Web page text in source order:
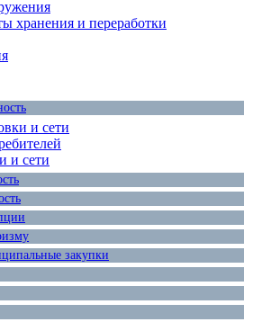
хранения и переработки
и сети
и сети
закупки